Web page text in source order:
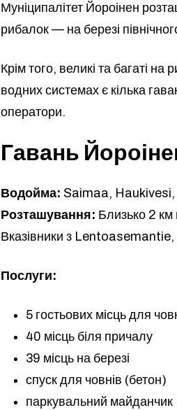
Муніципалітет Йороінен
рибалок — на березі
Крім того, великі та багаті
водних системах є кілька
оператори.
Гавань
Водойма: Saimaa,
Розташування: Близько 2 км
Вказівники з
Послуги:
5 гостьових місць для
40 місць біля причалу
39 місць на березі
спуск для човнів (бетон)
паркувальний майданчик